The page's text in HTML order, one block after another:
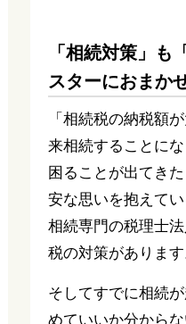
「相続対策」も
スターにおまかせ
「相続税の納税額
来相続することに
困ることが出てき
安な思いを抱えて
相続専門の税理士
税の対策があります
そしてすでに相続
めていいか分から